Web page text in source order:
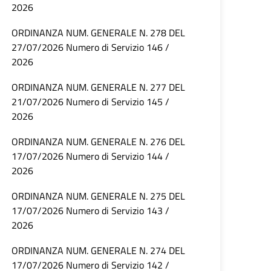
2026
ORDINANZA NUM. GENERALE N. 278 DEL
27/07/2026 Numero di Servizio 146 /
2026
ORDINANZA NUM. GENERALE N. 277 DEL
21/07/2026 Numero di Servizio 145 /
2026
ORDINANZA NUM. GENERALE N. 276 DEL
17/07/2026 Numero di Servizio 144 /
2026
ORDINANZA NUM. GENERALE N. 275 DEL
17/07/2026 Numero di Servizio 143 /
2026
ORDINANZA NUM. GENERALE N. 274 DEL
17/07/2026 Numero di Servizio 142 /